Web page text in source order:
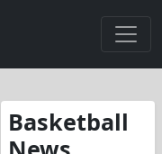
Basketball